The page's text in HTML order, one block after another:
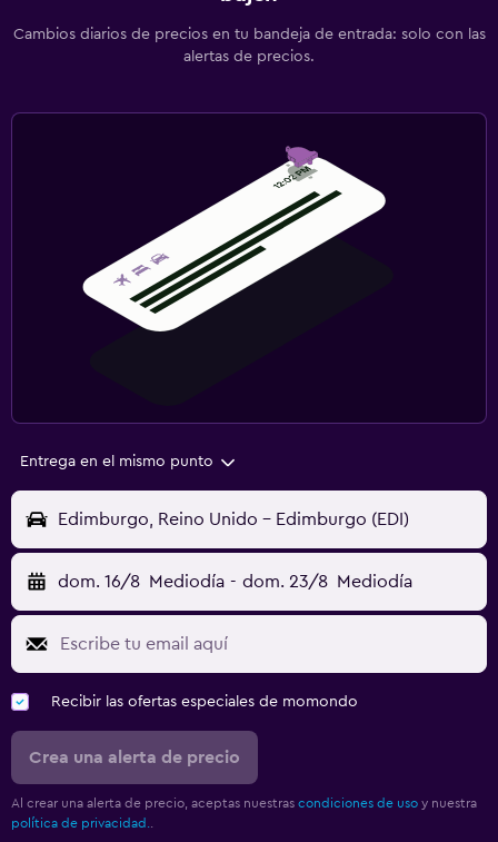
Cambios diarios de precios en tu bandeja de entrada: solo con las
alertas de precios.
Entrega en el mismo punto
Edimburgo, Reino Unido - Edimburgo (EDI)
dom. 16/8 Mediodía - dom. 23/8 Mediodía
Recibir las ofertas especiales de momondo
Crea una alerta de precio
Al crear una alerta de precio, aceptas nuestras condiciones de uso y nuestra
política de privacidad..